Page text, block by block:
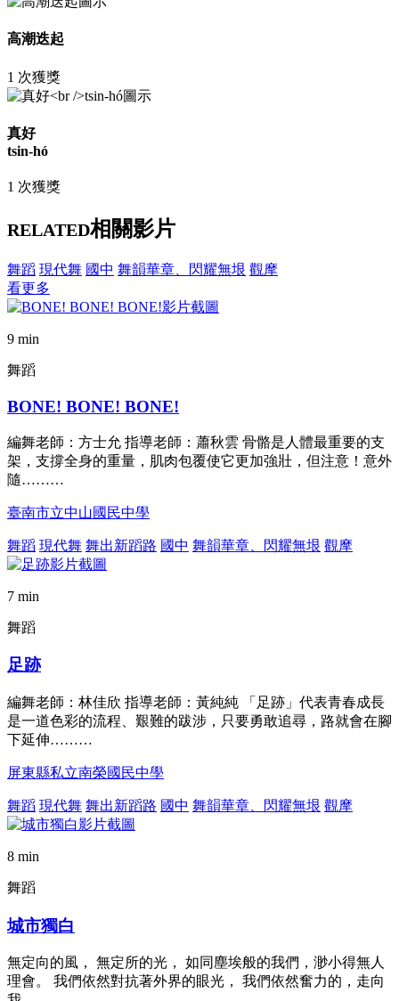
高潮迭起
1 次獲獎
真好
tsin-hó
1 次獲獎
RELATED相關影片
舞蹈 現代舞 國中 舞韻華章、閃耀無垠 觀摩
看更多
9 min
舞蹈
BONE! BONE! BONE!
編舞老師：方士允 指導老師：蕭秋雲 骨骼是人體最重要的支
架，支撐全身的重量，肌肉包覆使它更加強壯，但注意！意外
隨………
臺南市立中山國民中學
舞蹈 現代舞 舞出新蹈路 國中 舞韻華章、閃耀無垠 觀摩
7 min
舞蹈
足跡
編舞老師：林佳欣 指導老師：黃純純 「足跡」代表青春成長
是一道色彩的流程、艱難的跋涉，只要勇敢追尋，路就會在腳
下延伸………
屏東縣私立南榮國民中學
舞蹈 現代舞 舞出新蹈路 國中 舞韻華章、閃耀無垠 觀摩
8 min
舞蹈
城市獨白
無定向的風， 無定所的光， 如同塵埃般的我們，渺小得無人
理會。 我們依然對抗著外界的眼光， 我們依然奮力的，走向